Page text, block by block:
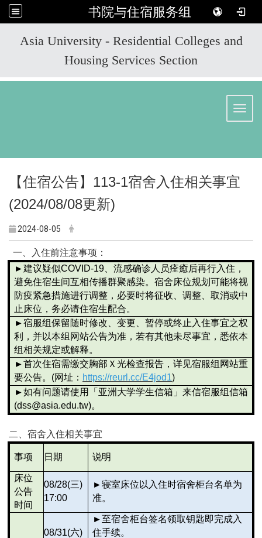
书院与住宿服务组
Asia University - Residential Colleges and
Housing Services Section
【住宿公告】113-1宿舍入住相关事宜
(2024/08/08更新)
2024-08-05
一、入住前注意事项：
►建议疑似COVID-19、流感确诊人员痊癒后再行入住，
避免住宿生间互相传播群聚感染。宿舍床位规划可能将视
防疫紧急措施进行调整，必要时将征收、调整、取消或中
止床位，务必请住宿生配合。
►宿服组保留随时修改、变更、暂停或终止入住事宜之权
利，并以本组网站公告为准，若有其他未尽事宜，悉依本
组相关规定或解释。
►首次住宿需缴交胸部Ｘ光检查报告，详见宿服组网站重
要公告。(网址： https://reurl.cc/E4jod1)
►如有问题请使用「亚洲大学学生信箱」来信宿服组信箱
(dss@asia.edu.tw)。
二、宿舍入住相关事宜
事项 日期 说明
床位
公告
时间
08/28(三)
17:00
►寝室床位以入住时宿舍柜台名单为
准。
08/31(六)
►至宿舍柜台签名领取钥匙即完成入
住手续。